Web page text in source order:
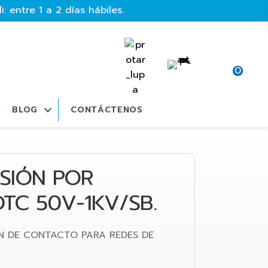
entre 1 a 2 días hábiles.
0
BLOG CONTÁCTENOS
POR
50V-1KV/SB.
DE CONTACTO PARA REDES DE